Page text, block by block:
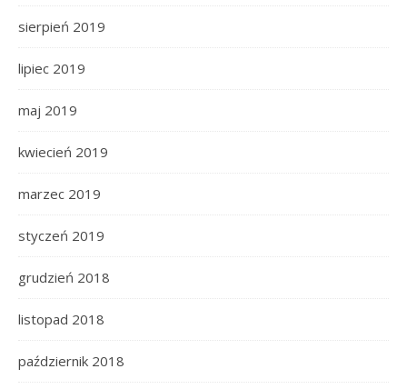
sierpień 2019
lipiec 2019
maj 2019
kwiecień 2019
marzec 2019
styczeń 2019
grudzień 2018
listopad 2018
październik 2018